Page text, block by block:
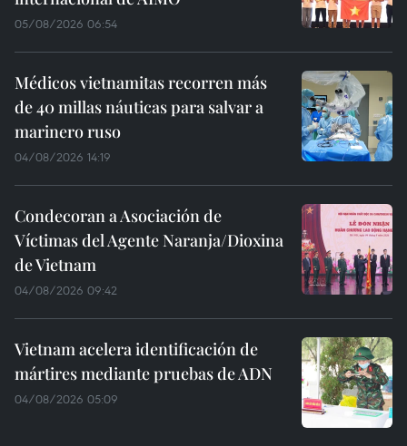
05/08/2026 06:54
Médicos vietnamitas recorren más
de 40 millas náuticas para salvar a
marinero ruso
04/08/2026 14:19
Condecoran a Asociación de
Víctimas del Agente Naranja/Dioxina
de Vietnam
04/08/2026 09:42
Vietnam acelera identificación de
mártires mediante pruebas de ADN
04/08/2026 05:09